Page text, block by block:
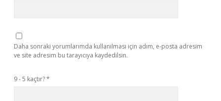
Daha sonraki yorumlarımda kullanılması için adım, e-posta adresim
ve site adresim bu tarayıcıya kaydedilsin.
9 - 5 kaçtır?*